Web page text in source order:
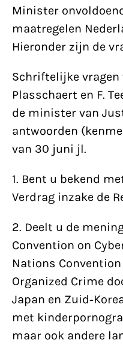
Minister
maatregelen
Hieronder zijn de
Schriftelijke vragen
Plasschaert en F.
de minister van
antwoorden
van 30 juni jl.
1. Bent u bekend
Verdrag inzake de
2. Deelt u de
Convention on
Nations
Organized Crime
Japan en Zuid-
met
maar ook andere